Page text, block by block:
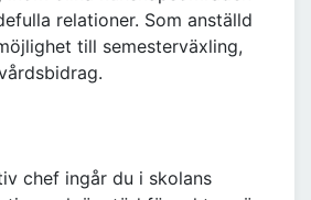
relationer. Som anställd
till semesterväxling,
chef ingår du i skolans